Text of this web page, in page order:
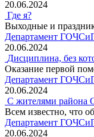
20.06.2024
Где я?
Выходные и
Департамент
20.06.2024
Дисциплина, без
Оказание первой
Департамент
20.06.2024
С жителями района
Всем известно, что
Департамент
20.06.2024